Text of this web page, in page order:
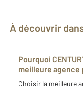
À découvrir
Pourquoi
meilleure agence
Choisir la meilleure